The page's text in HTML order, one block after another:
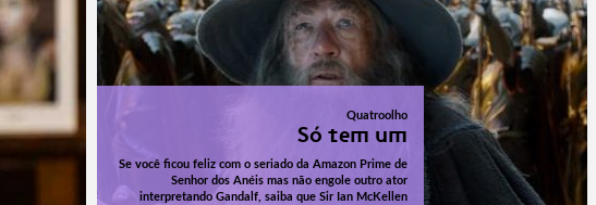
Quatroolho
Só tem um
Se você ficou feliz com o seriado da Amazon Prime de
Senhor dos Anéis mas não engole outro ator
interpretando Gandalf, saiba que Sir Ian McKellen